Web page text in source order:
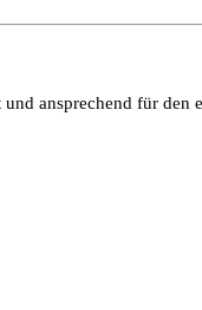
ansprechend für